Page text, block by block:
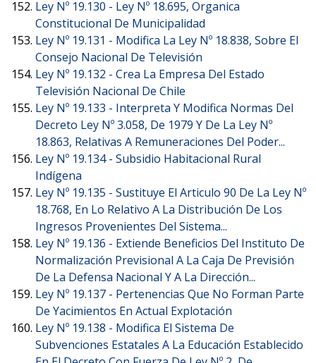
Ley Nº 19.130 - Ley Nº 18.695, Organica
Constitucional De Municipalidad
Ley Nº 19.131 - Modifica La Ley Nº 18.838, Sobre El
Consejo Nacional De Televisión
Ley Nº 19.132 - Crea La Empresa Del Estado
Televisión Nacional De Chile
Ley Nº 19.133 - Interpreta Y Modifica Normas Del
Decreto Ley Nº 3.058, De 1979 Y De La Ley Nº
18.863, Relativas A Remuneraciones Del Poder...
Ley Nº 19.134 - Subsidio Habitacional Rural
Indígena
Ley Nº 19.135 - Sustituye El Articulo 90 De La Ley Nº
18.768, En Lo Relativo A La Distribución De Los
Ingresos Provenientes Del Sistema...
Ley Nº 19.136 - Extiende Beneficios Del Instituto De
Normalización Previsional A La Caja De Previsión
De La Defensa Nacional Y A La Dirección...
Ley Nº 19.137 - Pertenencias Que No Forman Parte
De Yacimientos En Actual Explotación
Ley Nº 19.138 - Modifica El Sistema De
Subvenciones Estatales A La Educación Establecido